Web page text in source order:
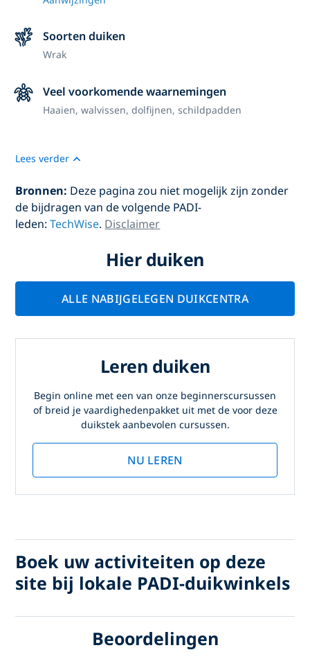
Soorten duiken
Wrak
Veel voorkomende waarnemingen
Haaien, walvissen, dolfijnen, schildpadden
Lees verder
Bronnen: Deze pagina zou niet mogelijk zijn zonder
de bijdragen van de volgende PADI-
leden:TechWise. Disclaimer
Hier duiken
ALLE NABIJGELEGEN DUIKCENTRA
Leren duiken
Begin online met een van onze beginnerscursussen
of breid je vaardighedenpakket uit met de voor deze
duikstek aanbevolen cursussen.
NU LEREN
Boek uw activiteiten op deze
site bij lokale PADI-duikwinkels
Beoordelingen